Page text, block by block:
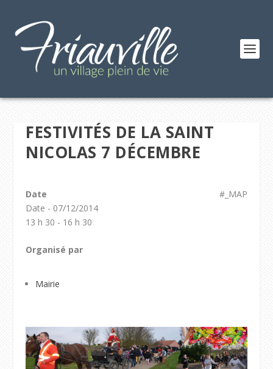
FESTIVITÉS DE LA SAINT
NICOLAS 7 DÉCEMBRE
#_MAP
Date
Date - 07/12/2014
13 h 30 - 16 h 30
Organisé par
Mairie